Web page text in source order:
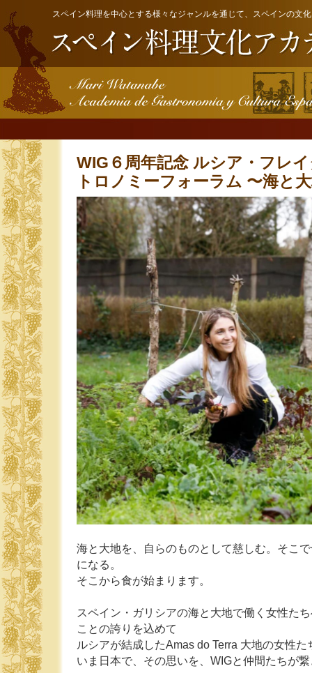
スペイン料理を中心とする様々なジャンルを通じて、スペインの文
WIG６周年記念 ルシア・フレ
トロノミーフォーラム 〜海と
海と大地を、自らのものとして慈しむ。そこ
になる。
そこから食が始まります。
スペイン・ガリシアの海と大地で働く女性た
ことの誇りを込めて
ルシアが結成したAmas do Terra 大地の女性た
いま日本で、その思いを、WIGと仲間たちが